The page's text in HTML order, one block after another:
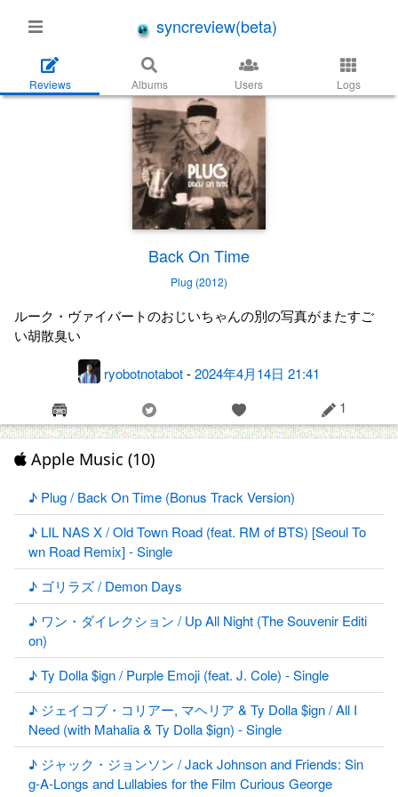
syncreview(beta)
Reviews Albums Users Logs
Back On Time
Plug (2012)
ルーク・ヴァイバートのおじいちゃんの別の写真がまたすご
い胡散臭い
ryobotnotabot-2024年4月14日 21:41
1
Apple Music (10)
♪ Plug / Back On Time (Bonus Track Version)
♪ LIL NAS X / Old Town Road (feat. RM of BTS) [Seoul To
wn Road Remix] - Single
♪ ゴリラズ / Demon Days
♪ ワン・ダイレクション / Up All Night (The Souvenir Editi
on)
♪ Ty Dolla $ign / Purple Emoji (feat. J. Cole) - Single
♪ ジェイコブ・コリアー, マヘリア & Ty Dolla $ign / All I
Need (with Mahalia & Ty Dolla $ign) - Single
♪ ジャック・ジョンソン / Jack Johnson and Friends: Sin
g-A-Longs and Lullabies for the Film Curious George